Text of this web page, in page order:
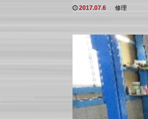
2017.07.6 修理